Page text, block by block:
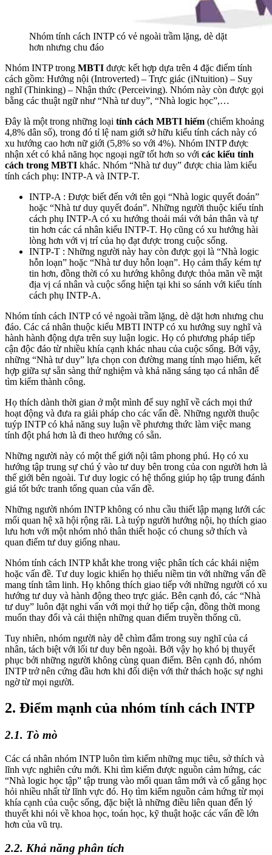
Nhóm tính cách INTP có vẻ ngoài trầm lặng, dè dặt
hơn nhưng chu đáo
Nhóm INTP trong MBTI được kết hợp dựa trên 4 đặc điểm tính
cách gồm: Hướng nội (Introverted) – Trực giác (iNtuition) – Suy
nghĩ (Thinking) – Nhận thức (Perceiving). Nhóm này còn được gọi
bằng các thuật ngữ như “Nhà tư duy”, “Nhà logic học”,…
Đây là một trong những loại tính cách MBTI hiếm (chiếm khoảng
4,8% dân số), trong đó tỉ lệ nam giới sở hữu kiểu tính cách này có
xu hướng cao hơn nữ giới (5,8% so với 4%). Nhóm INTP được
nhận xét có khả năng học ngoại ngữ tốt hơn so với các kiểu tính
cách trong MBTI khác. Nhóm “Nhà tư duy” được chia làm kiểu
tính cách phụ: INTP-A và INTP-T.
INTP-A : Được biết đến với tên gọi “Nhà logic quyết đoán”
hoặc “Nhà tư duy quyết đoán”. Những người thuộc kiểu tính
cách phụ INTP-A có xu hướng thoải mái với bản thân và tự
tin hơn các cá nhân kiểu INTP-T. Họ cũng có xu hướng hài
lòng hơn với vị trí của họ đạt được trong cuộc sống.
INTP-T : Những người này hay còn được gọi là “Nhà logic
hỗn loạn” hoặc “Nhà tư duy hỗn loạn”. Họ cảm thấy kém tự
tin hơn, đồng thời có xu hướng không được thỏa mãn về mặt
địa vị cá nhân và cuộc sống hiện tại khi so sánh với kiểu tính
cách phụ INTP-A.
Nhóm tính cách INTP có vẻ ngoài trầm lặng, dè dặt hơn nhưng chu
đáo. Các cá nhân thuộc kiểu MBTI INTP có xu hướng suy nghĩ và
hành hành động dựa trên suy luận logic. Họ có phương pháp tiếp
cận độc đáo từ nhiều khía cạnh khác nhau của cuộc sống. Bởi vậy,
những “Nhà tư duy” lựa chọn con đường mang tính mạo hiểm, kết
hợp giữa sự sẵn sàng thử nghiệm và khả năng sáng tạo cá nhân để
tìm kiếm thành công.
Họ thích dành thời gian ở một mình để suy nghĩ về cách mọi thứ
hoạt động và đưa ra giải pháp cho các vấn đề. Những người thuộc
tuýp INTP có khả năng suy luận về phương thức làm việc mang
tính đột phá hơn là đi theo hướng có sẵn.
Những người này có một thế giới nội tâm phong phú. Họ có xu
hướng tập trung sự chú ý vào tư duy bên trong của con người hơn là
thế giới bên ngoài. Tư duy logic có hệ thống giúp họ tập trung đánh
giá tốt bức tranh tổng quan của vấn đề.
Những người nhóm INTP không có nhu cầu thiết lập mạng lưới các
mối quan hệ xã hội rộng rãi. Là tuýp người hướng nội, họ thích giao
lưu hơn với một nhóm nhỏ thân thiết hoặc có chung sở thích và
quan điểm tư duy giống nhau.
Nhóm tính cách INTP khắt khe trong việc phân tích các khái niệm
hoặc vấn đề. Tư duy logic khiến họ thiếu niềm tin với những vấn đề
mang tính tâm linh. Họ không thích giao tiếp với những người có xu
hướng tư duy và hành động theo trực giác. Bên cạnh đó, các “Nhà
tư duy” luôn đặt nghi vấn với mọi thứ họ tiếp cận, đồng thời mong
muốn thay đổi và cải thiện những quan điểm truyền thống cũ.
Tuy nhiên, nhóm người này dễ chìm đắm trong suy nghĩ của cá
nhân, tách biệt với lối tư duy bên ngoài. Bởi vậy họ khó bị thuyết
phục bởi những người không cùng quan điểm. Bên cạnh đó, nhóm
INTP trở nên cứng đầu hơn khi đối diện với thử thách hoặc sự nghi
ngờ từ mọi người.
2. Điểm mạnh của nhóm tính cách INTP
2.1. Tò mò
Các cá nhân nhóm INTP luôn tìm kiếm những mục tiêu, sở thích và
lĩnh vực nghiên cứu mới. Khi tìm kiếm được nguồn cảm hứng, các
“Nhà logic học tập” tập trung vào mối quan tâm mới và cố gắng học
hỏi nhiều nhất từ lĩnh vực đó. Họ tìm kiếm nguồn cảm hứng từ mọi
khía cạnh của cuộc sống, đặc biệt là những điều liên quan đến lý
thuyết khi nói về khoa học, toán học, kỹ thuật hoặc các vấn đề lớn
hơn của vũ trụ.
2.2. Khả năng phân tích